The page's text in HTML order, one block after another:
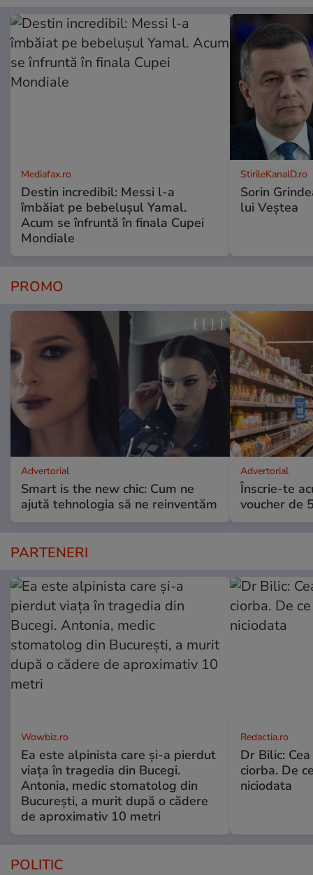
Mediafax.ro
Destin incredibil: Messi l-a
îmbăiat pe bebelușul Yamal.
Acum se înfruntă în finala Cupei
Mondiale
StirileKanalD.ro
Sorin
lui Veștea
PROMO
Advertorial
Smart is the new chic: Cum ne
ajută tehnologia să ne reinventăm
Advertorial
Înscrie-te
voucher de
PARTENERI
Wowbiz.ro
Ea este alpinista care și-a pierdut
viața în tragedia din Bucegi.
Antonia, medic stomatolog din
București, a murit după o cădere
de aproximativ 10 metri
Redactia.ro
Dr Bilic:
ciorba. De
niciodata
POLITIC